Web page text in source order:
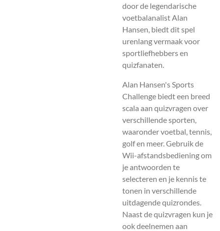
door de legendarische
voetbalanalist Alan
Hansen, biedt dit spel
urenlang vermaak voor
sportliefhebbers en
quizfanaten.
Alan Hansen's Sports
Challenge biedt een breed
scala aan quizvragen over
verschillende sporten,
waaronder voetbal, tennis,
golf en meer. Gebruik de
Wii-afstandsbediening om
je antwoorden te
selecteren en je kennis te
tonen in verschillende
uitdagende quizrondes.
Naast de quizvragen kun je
ook deelnemen aan